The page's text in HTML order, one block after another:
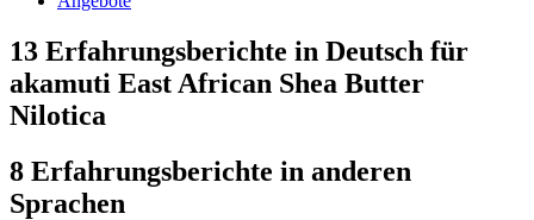
13 Erfahrungsberichte in Deutsch für
akamuti East African Shea Butter
Nilotica
8 Erfahrungsberichte in anderen
Sprachen